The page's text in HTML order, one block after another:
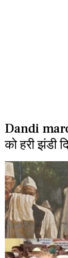
Dandi
को हरी झंडी